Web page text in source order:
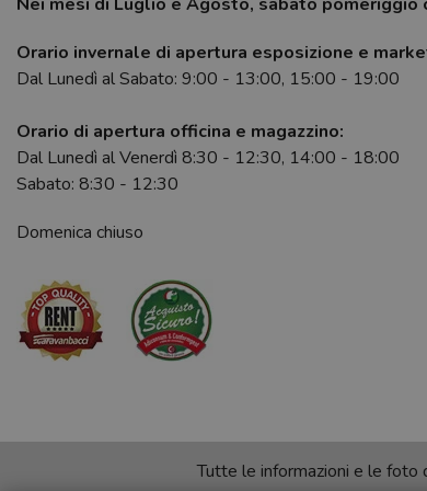
Orario invernale di apertura esposizione e
Dal Lunedì al Sabato: 9:00 - 13:00, 15:00 - 19:00
Orario di apertura officina e magazzino:
Dal Lunedì al Venerdì 8:30 - 12:30, 14:00 - 18:00
Sabato: 8:30 - 12:30
Domenica chiuso
Tutte le informazioni e le